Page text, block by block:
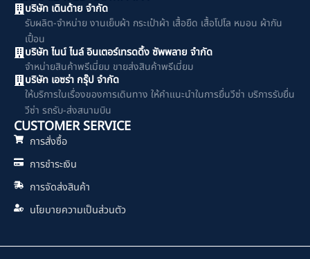
บริษัท เดินด้าย จำกัด
รับผลิต-จำหน่าย งานเย็บผ้า กระเป๋าผ้า เสื้อยืด เสื้อโปโล หมอน ผ้ากัน
เปื้อน
บริษัท ไนน์ ไนล์ อินเตอร์เทรดดิ้ง ซัพพลาย จำกัด
จำหน่ายสินค้าพรีเมี่ยม ขายส่งสินค้าพรีเมี่ยม
บริษัท เอซร่า กรุ๊ป จำกัด
ให้บริการในเรื่องของการเดินทาง ให้คำแนะนำในการยื่นวีซ่า บริการรับยื่น
วีซ่า รถรับ-ส่งสนามบิน
CUSTOMER SERVICE
การสั่งซื้อ
การชำระเงิน
การจัดส่งสินค้า
นโยบายความเป็นส่วนตัว